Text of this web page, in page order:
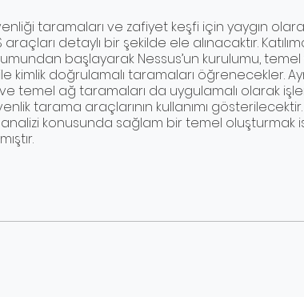
taramaları ve zafiyet keşfi için yaygın
detaylı bir şekilde ele alınacaktır.
başlayarak Nessus’un kurulumu,
kimlik doğrulamalı taramaları öğrenecekler.
temel ağ taramaları da uygulamalı olarak
tarama araçlarının kullanımı
konusunda sağlam bir temel oluşturmak